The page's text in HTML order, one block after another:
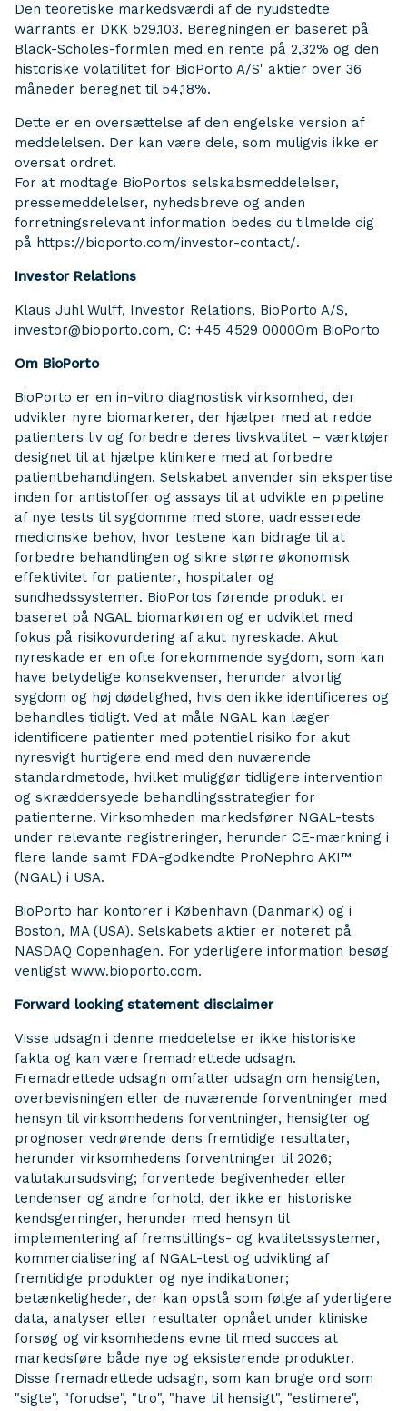
Den teoretiske markedsværdi af de nyudstedte
warrants er DKK 529.103. Beregningen er baseret på
Black-Scholes-formlen med en rente på 2,32% og den
historiske volatilitet for BioPorto A/S' aktier over 36
måneder beregnet til 54,18%.
Dette er en oversættelse af den engelske version af
meddelelsen. Der kan være dele, som muligvis ikke er
oversat ordret.
For at modtage BioPortos selskabsmeddelelser,
pressemeddelelser, nyhedsbreve og anden
forretningsrelevant information bedes du tilmelde dig
på https://bioporto.com/investor-contact/.
Investor Relations
Klaus Juhl Wulff, Investor Relations, BioPorto A/S,
investor@bioporto.com, C: +45 4529 0000Om BioPorto
Om BioPorto
BioPorto er en in-vitro diagnostisk virksomhed, der
udvikler nyre biomarkerer, der hjælper med at redde
patienters liv og forbedre deres livskvalitet – værktøjer
designet til at hjælpe klinikere med at forbedre
patientbehandlingen. Selskabet anvender sin ekspertise
inden for antistoffer og assays til at udvikle en pipeline
af nye tests til sygdomme med store, uadresserede
medicinske behov, hvor testene kan bidrage til at
forbedre behandlingen og sikre større økonomisk
effektivitet for patienter, hospitaler og
sundhedssystemer. BioPortos førende produkt er
baseret på NGAL biomarkøren og er udviklet med
fokus på risikovurdering af akut nyreskade. Akut
nyreskade er en ofte forekommende sygdom, som kan
have betydelige konsekvenser, herunder alvorlig
sygdom og høj dødelighed, hvis den ikke identificeres og
behandles tidligt. Ved at måle NGAL kan læger
identificere patienter med potentiel risiko for akut
nyresvigt hurtigere end med den nuværende
standardmetode, hvilket muliggør tidligere intervention
og skræddersyede behandlingsstrategier for
patienterne. Virksomheden markedsfører NGAL-tests
under relevante registreringer, herunder CE-mærkning i
flere lande samt FDA-godkendte ProNephro AKI™
(NGAL) i USA.
BioPorto har kontorer i København (Danmark) og i
Boston, MA (USA). Selskabets aktier er noteret på
NASDAQ Copenhagen. For yderligere information besøg
venligst www.bioporto.com.
Forward looking statement disclaimer
Visse udsagn i denne meddelelse er ikke historiske
fakta og kan være fremadrettede udsagn.
Fremadrettede udsagn omfatter udsagn om hensigten,
overbevisningen eller de nuværende forventninger med
hensyn til virksomhedens forventninger, hensigter og
prognoser vedrørende dens fremtidige resultater,
herunder virksomhedens forventninger til 2026;
valutakursudsving; forventede begivenheder eller
tendenser og andre forhold, der ikke er historiske
kendsgerninger, herunder med hensyn til
implementering af fremstillings- og kvalitetssystemer,
kommercialisering af NGAL-test og udvikling af
fremtidige produkter og nye indikationer;
betænkeligheder, der kan opstå som følge af yderligere
data, analyser eller resultater opnået under kliniske
forsøg og virksomhedens evne til med succes at
markedsføre både nye og eksisterende produkter.
Disse fremadrettede udsagn, som kan bruge ord som
"sigte", "forudse", "tro", "have til hensigt", "estimere",